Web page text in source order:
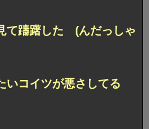
て躊躇した (んだっしゃ
いコイツが悪さしてる